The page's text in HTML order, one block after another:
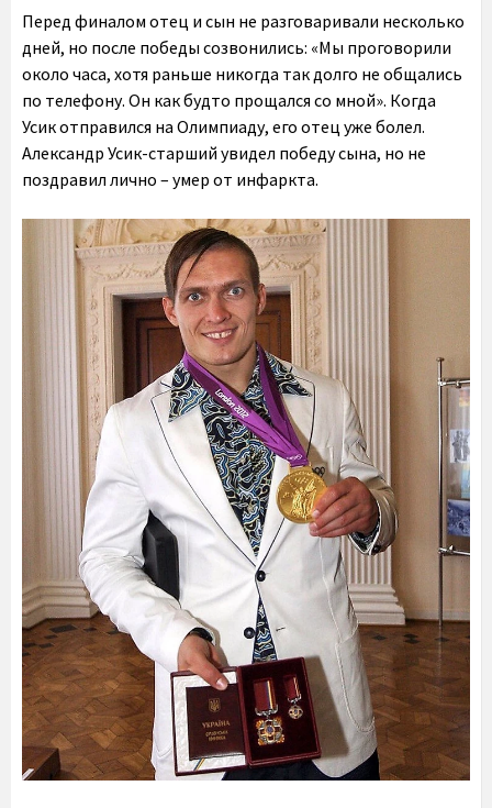
Перед финалом отец и сын не разговаривали несколько
дней, но после победы созвонились: «Мы проговорили
около часа, хотя раньше никогда так долго не общались
по телефону. Он как будто прощался со мной». Когда
Усик отправился на Олимпиаду, его отец уже болел.
Александр Усик-старший увидел победу сына, но не
поздравил лично – умер от инфаркта.